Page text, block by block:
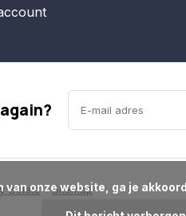
Beleid
Sitemap